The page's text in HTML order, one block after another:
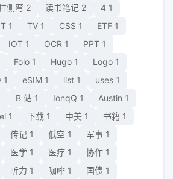
侧弯 2 读书笔记 2 4 1
1 TV 1 CSS 1 ETF 1
IOT 1 OCR 1 PPT 1
Folo 1 Hugo 1 Logo 1
1 eSIM 1 list 1 uses 1
B 站 1 IonqQ 1 Austin 1
1 下载 1 中美 1 书籍 1
传记 1 低空 1 军事 1
医学 1 医疗 1 协作 1
听力 1 咖啡 1 国债 1